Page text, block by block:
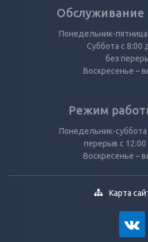
Обслуживание
Понедельник-пятница
Суббота с 8:00
без
Воскресенье –
Режим
Понедельник-суббота
перерыв с
Воскресенье –
Карта